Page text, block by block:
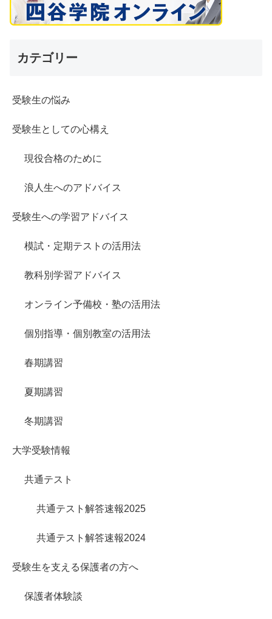
カテゴリー
受験生の悩み
受験生としての心構え
現役合格のために
浪人生へのアドバイス
受験生への学習アドバイス
模試・定期テストの活用法
教科別学習アドバイス
オンライン予備校・塾の活用法
個別指導・個別教室の活用法
春期講習
夏期講習
冬期講習
大学受験情報
共通テスト
共通テスト解答速報2025
共通テスト解答速報2024
受験生を支える保護者の方へ
保護者体験談